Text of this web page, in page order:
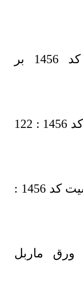
قیمت ماربل شیت کد 1456 بر
ابعاد پانل ماربل شیت کد 1456 : 122
ضخامت ورق ماربل شیت کد 1456 :
ماربل